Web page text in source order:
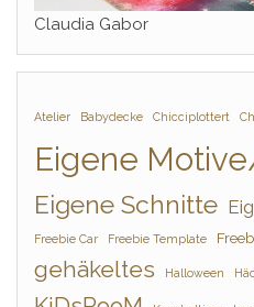
Claudia Gabor
Atelier Babydecke Chicciplottert
Eigene
Eigene Schnitte
Freebie Car Freebie Template
gehäkeltes Halloween